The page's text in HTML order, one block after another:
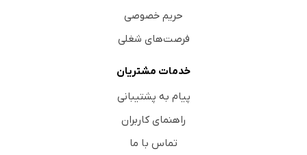
حریم خصوصی
فرصت‌های شغلی
خدمات مشتریان
پیام به پشتیبانی
راهنمای کاربران
تماس با ما